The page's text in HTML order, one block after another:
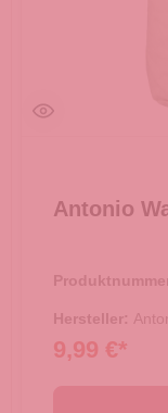
Antonio
Hersteller:
9,99 €*